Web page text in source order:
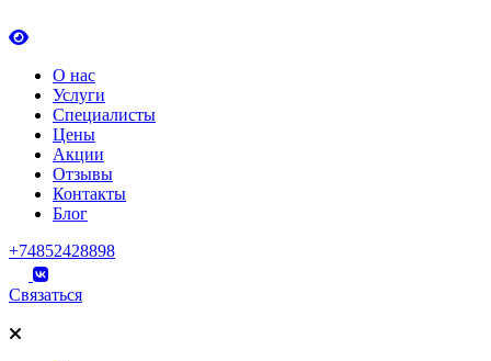
О нас
Услуги
Специалисты
Цены
Акции
Отзывы
Контакты
Блог
+74852428898
Связаться